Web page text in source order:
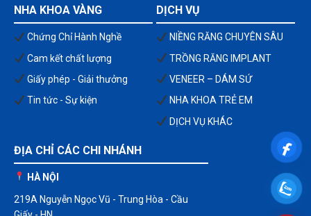
NHA KHOA VÀNG
Chứng Chỉ Hành Nghề
Cam kết chất lượng
Giấy phép - Giải thưởng
Tin tức - Sự kiện
DỊCH VỤ
NIỀNG RĂNG CHUYÊN SÂU
TRỒNG RĂNG IMPLANT
VENEER – DÁM SỨ
NHA KHOA TRẺ EM
DỊCH VỤ KHÁC
ĐỊA CHỈ CÁC CHI NHÁNH
HÀ NỘI
219A Nguyễn Ngọc Vũ - Trung Hòa - Cầu